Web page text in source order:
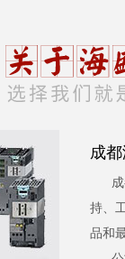
成
持、
品和